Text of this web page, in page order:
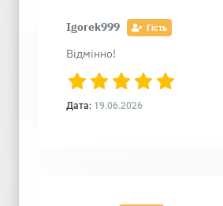
Igorek999 Гість
Відмінно!
Дата: 19.06.2026